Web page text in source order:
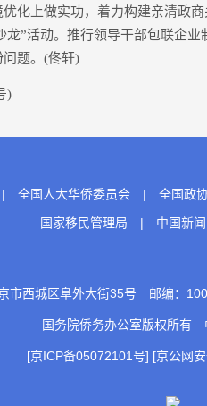
化上做实功，着力构建亲清政
龙”活动。推行领导干部包联企
题。(佟轩)
)
| 全国人大华侨委员会 | 全国政
国家移民管理局
| 中国新
市西城区阜外大街35号 邮编：
国务院侨务办公室版权所有
[京ICP备05072101号] [京公网